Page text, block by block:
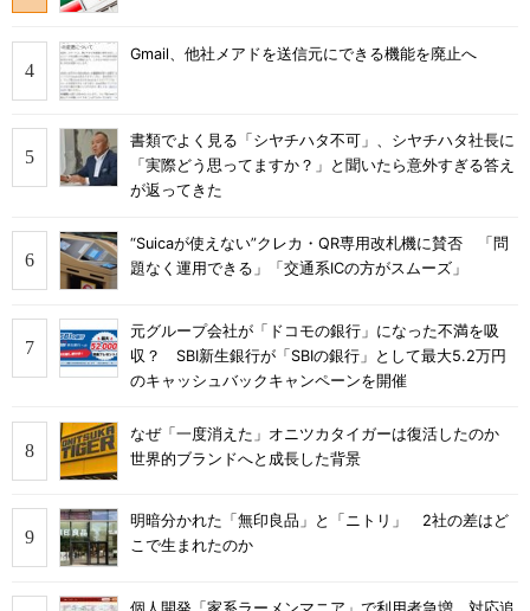
Gmail、他社メアドを送信元にできる機能を廃止へ
書類でよく見る「シヤチハタ不可」、シヤチハタ社長に
「実際どう思ってますか？」と聞いたら意外すぎる答え
が返ってきた
“Suicaが使えない”クレカ・QR専用改札機に賛否 「問
題なく運用できる」「交通系ICの方がスムーズ」
元グループ会社が「ドコモの銀行」になった不満を吸
収？ SBI新生銀行が「SBIの銀行」として最大5.2万円
のキャッシュバックキャンペーンを開催
なぜ「一度消えた」オニツカタイガーは復活したのか
世界的ブランドへと成長した背景
明暗分かれた「無印良品」と「ニトリ」 2社の差はど
こで生まれたのか